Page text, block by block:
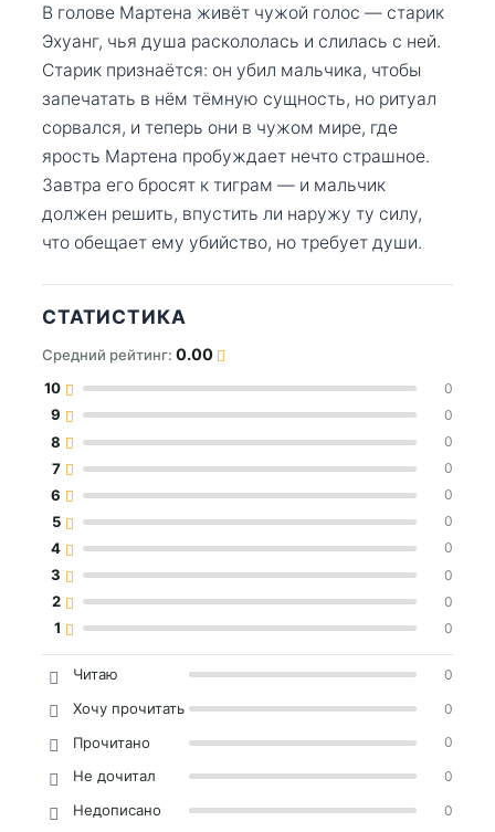
В голове Мартена живёт чужой голос — старик
Эхуанг, чья душа раскололась и слилась с ней.
Старик признаётся: он убил мальчика, чтобы
запечатать в нём тёмную сущность, но ритуал
сорвался, и теперь они в чужом мире, где
ярость Мартена пробуждает нечто страшное.
Завтра его бросят к тиграм — и мальчик
должен решить, впустить ли наружу ту силу,
что обещает ему убийство, но требует души.
СТАТИСТИКА
Средний рейтинг: 0.00
10 0
9 0
8 0
7 0
6 0
5 0
4 0
3 0
2 0
1 0
Читаю 0
Хочу прочитать 0
Прочитано 0
Не дочитал 0
Недописано 0